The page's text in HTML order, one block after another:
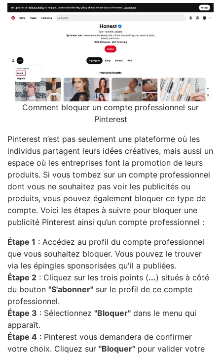
Comment bloquer un compte professionnel sur
Pinterest
Pinterest n’est pas seulement une plateforme où les
individus partagent leurs idées créatives, mais aussi un
espace où les entreprises font la promotion de leurs
produits. Si vous tombez sur un compte professionnel
dont vous ne souhaitez pas voir les publicités ou
produits, vous pouvez également bloquer ce type de
compte. Voici les étapes à suivre pour bloquer une
publicité Pinterest ainsi qu’un compte professionnel :
Étape 1 : Accédez au profil du compte professionnel
que vous souhaitez bloquer. Vous pouvez le trouver
via les épingles sponsorisées qu'il a publiées.
Étape 2 : Cliquez sur les trois points (...) situés à côté
du bouton "S'abonner" sur le profil de ce compte
professionnel.
Étape 3 : Sélectionnez "Bloquer" dans le menu qui
apparaît.
Étape 4 : Pinterest vous demandera de confirmer
votre choix. Cliquez sur "Bloquer" pour valider votre